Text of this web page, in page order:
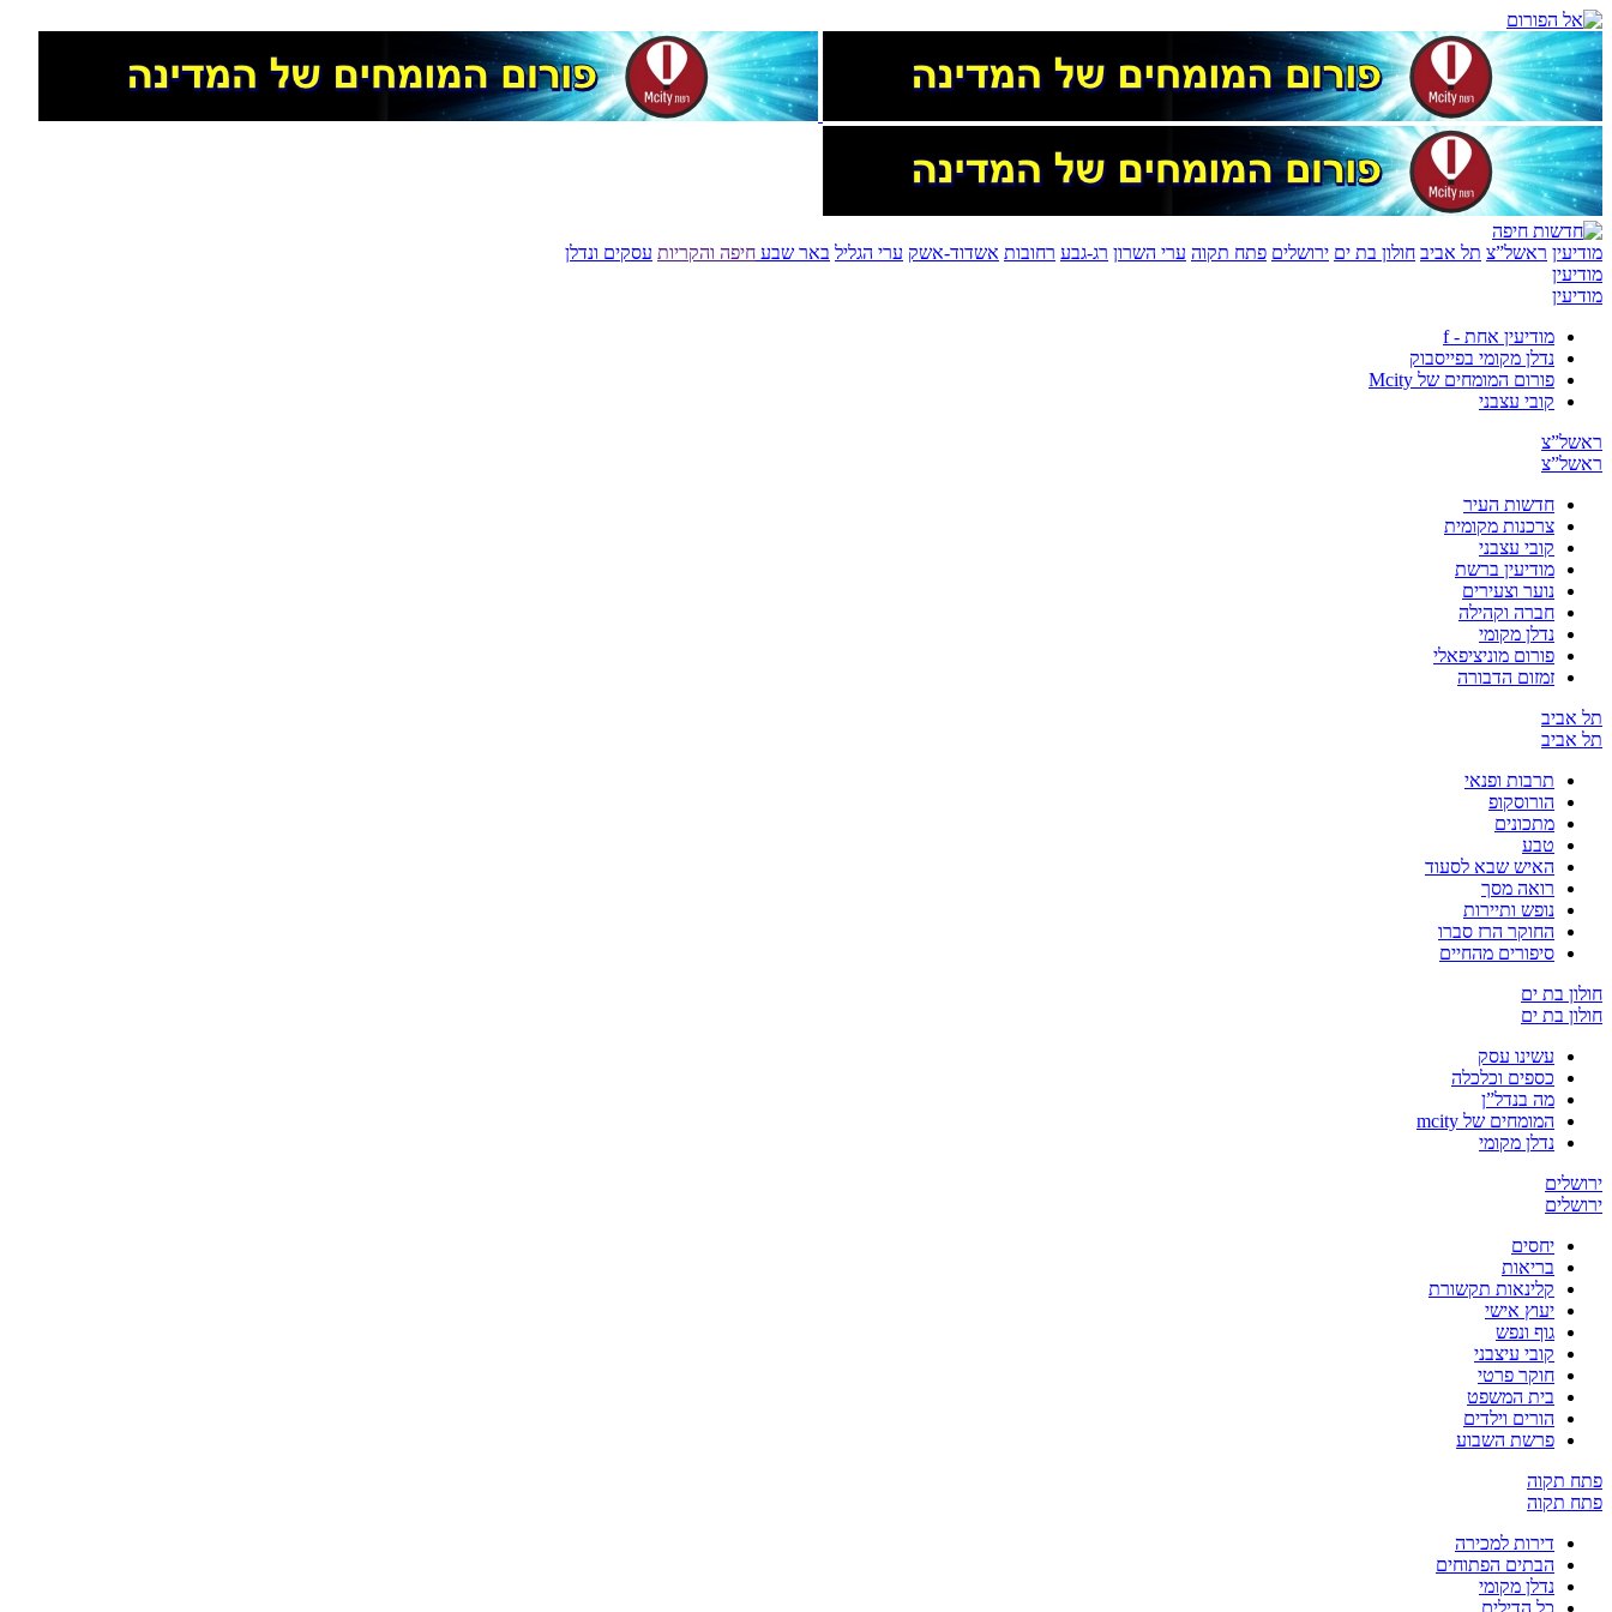
מודיעין ראשל”צ תל אביב חולון בת ים ירושלים פתח תקוה ערי השרון רג-גבע רחובות אשדוד-אשק ערי הגליל באר שבע חיפה והקריות עסקים ונדלן
מודיעין
מודיעין
מודיעין אחת - f
נדלן מקומי בפייסבוק
פורום המומחים של Mcity
קובי עצבני
ראשל”צ
ראשל”צ
חדשות העיר
צרכנות מקומית
קובי עצבני
מודיעין ברשת
נוער וצעירים
חברה וקהילה
נדלן מקומי
פורום מוניציפאלי
זמזום הדבורה
תל אביב
תל אביב
תרבות ופנאי
הורוסקופ
מתכונים
טבע
האיש שבא לסעוד
רואה מסך
נופש ותיירות
החוקר הרז סברו
סיפורים מהחיים
חולון בת ים
חולון בת ים
עשינו עסק
כספים וכלכלה
מה בנדל”ן
המומחים של mcity
נדלן מקומי
ירושלים
ירושלים
יחסים
בריאות
קלינאות תקשורת
יעוץ אישי
גוף ונפש
קובי עיצבני
חוקר פרטי
בית המשפט
הורים וילדים
פרשת השבוע
פתח תקוה
פתח תקוה
דירות למכירה
הבתים הפתוחים
נדלן מקומי
כל הדילים